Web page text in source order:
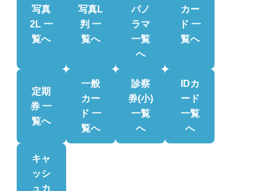
写真
2L 一
覧へ
写真L
判 一
覧へ
パノ
ラマ
一覧
へ
カー
ド 一
覧へ
定期
券 一
覧へ
一般
カー
ド 一
覧へ
診察
券(小)
一覧
へ
IDカ
ード
一覧
へ
キャ
ッシ
ュカ